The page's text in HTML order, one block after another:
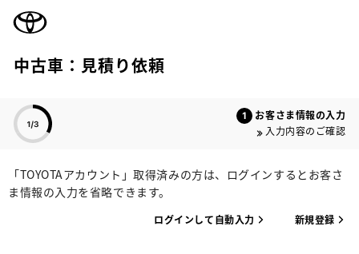
中古車：見積り依頼
お客さま情報の入力
入力内容のご確認
「TOYOTAアカウント」取得済みの方は、ログインするとお客さ
ま情報の入力を省略できます。
ログインして自動入力 新規登録